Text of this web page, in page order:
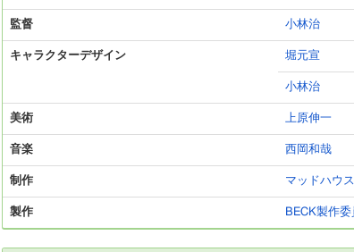
監督 小林治
キャラクターデザイン 堀元宣
小林治
美術 上原伸一
音楽 西岡和哉
制作 マッドハウス
製作 BECK製作委